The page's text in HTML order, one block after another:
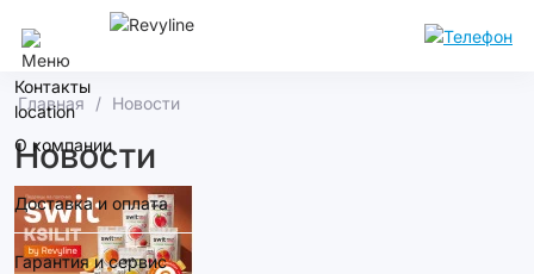
Челябинск
Контакты
О компании
Доставка и оплата
Гарантия и сервис
Главная Новости
Новости